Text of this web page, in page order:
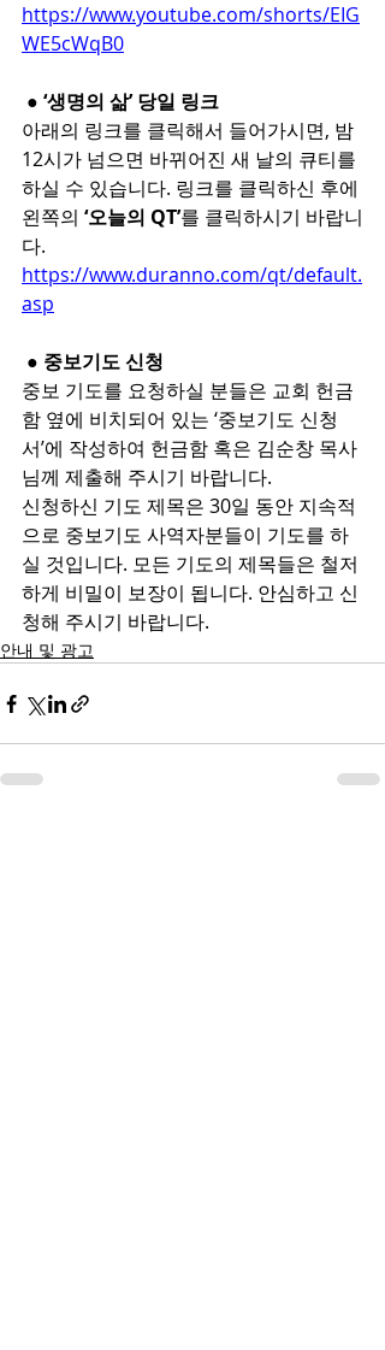
https://www.youtube.com/shorts/EIG
WE5cWqB0
● ‘생명의 삶’ 당일 링크
아래의 링크를 클릭해서 들어가시면, 밤
12시가 넘으면 바뀌어진 새 날의 큐티를
하실 수 있습니다. 링크를 클릭하신 후에
왼쪽의 ‘오늘의 QT’를 클릭하시기 바랍니
다.
https://www.duranno.com/qt/default.
asp
● 중보기도 신청
중보 기도를 요청하실 분들은 교회 헌금
함 옆에 비치되어 있는 ‘중보기도 신청
서’에 작성하여 헌금함 혹은 김순창 목사
님께 제출해 주시기 바랍니다.
신청하신 기도 제목은 30일 동안 지속적
으로 중보기도 사역자분들이 기도를 하
실 것입니다. 모든 기도의 제목들은 철저
하게 비밀이 보장이 됩니다. 안심하고 신
청해 주시기 바랍니다.
안내 및 광고